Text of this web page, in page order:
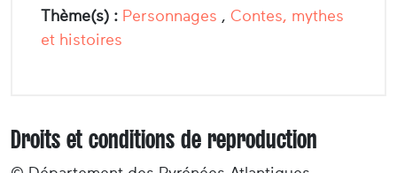
Thème(s) : Personnages , Contes, mythes
et histoires
Droits et conditions de reproduction